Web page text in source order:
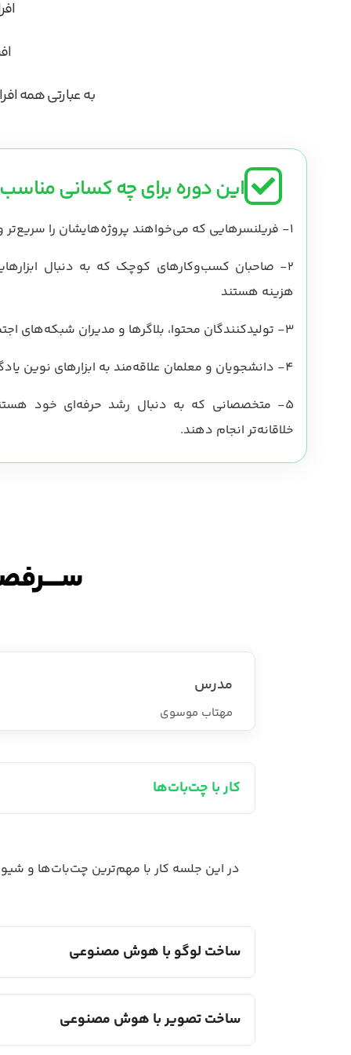
به عبارتی همه
این دوره برای چه کسانی
1-
فریلنسرهایی که می‌خواهند پروژه‌هایشان را
2-
صاحبان کسب‌وکارهای کوچک که به دنبال
هزینه هستند
3-
تولیدکنندگان محتوا، بلاگرها و مدیران شبکه‌های
4-
دانشجویان و معلمان علاقه‌مند به ابزارهای نوین
5-
متخصصانی که به دنبال رشد حرفه‌ای خود
خلاقانه‌تر انجام دهند.
مدرس
مهتاب موسوی
کار با چت‌بات‌ها
در این جلسه کار با مهم‌ترین چت‌بات‌ها و
ساخت لوگو با هوش مصنوعی
ساخت تصویر با هوش مصنوعی